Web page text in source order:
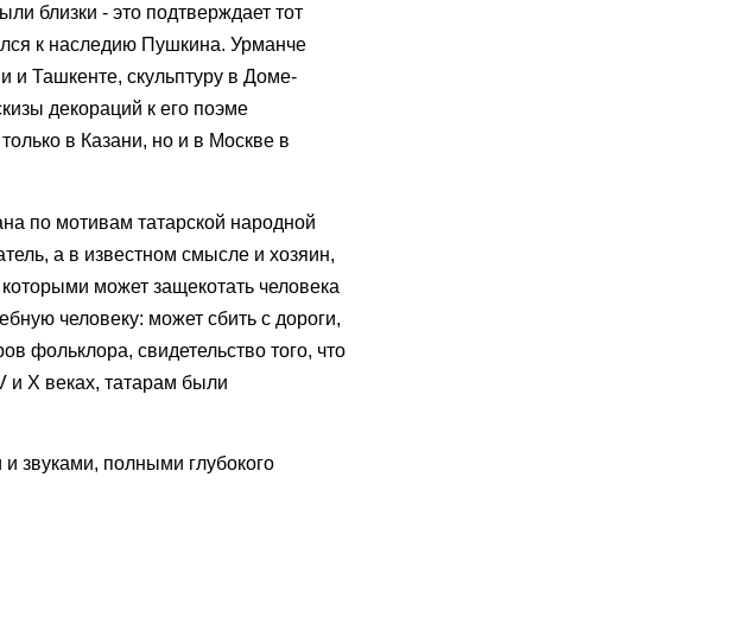
близки - это подтверждает тот
к наследию Пушкина. Урманче
и Ташкенте, скульптуру в Доме-
декораций к его поэме
в Казани, но и в Москве в
по мотивам татарской народной
а в известном смысле и хозяин,
может защекотать человека
человеку: может сбить с дороги,
фольклора, свидетельство того, что
и Х веках, татарам были
звуками, полными глубокого